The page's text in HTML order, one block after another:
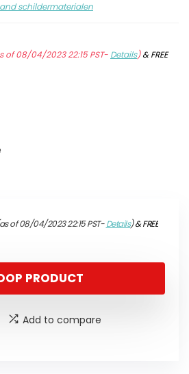
schildermaterialen
of 08/04/2023 22:15 PST- Details)&FREE
of 08/04/2023 22:15 PST-Details)&FREE
PRODUCT
Add to compare